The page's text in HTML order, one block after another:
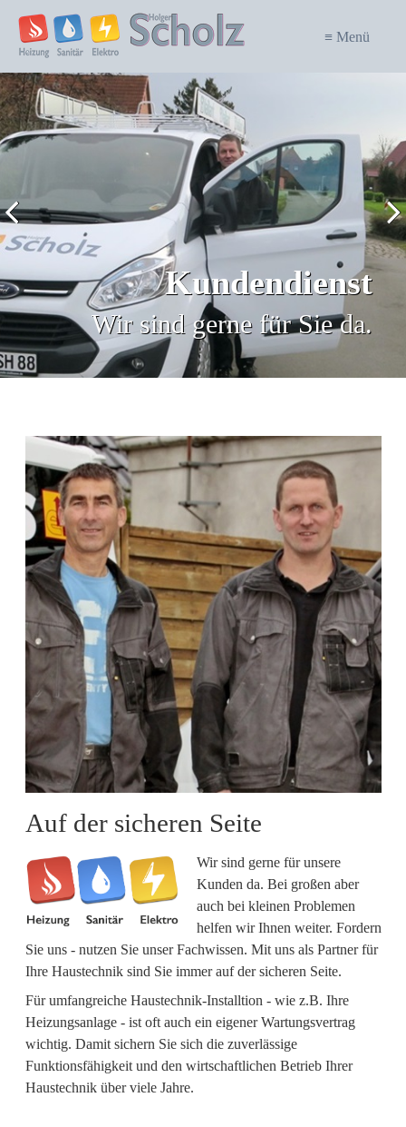
≡ Menü
Kundendienst
Wir sind gerne für Sie da.
Auf der sicheren Seite
Wir sind gerne für unsere
Kunden da. Bei großen aber
auch bei kleinen Problemen
helfen wir Ihnen weiter. Fordern
Sie uns - nutzen Sie unser Fachwissen. Mit uns als Partner für
Ihre Haustechnik sind Sie immer auf der sicheren Seite.
Für umfangreiche Haustechnik-Installtion - wie z.B. Ihre
Heizungsanlage - ist oft auch ein eigener Wartungsvertrag
wichtig. Damit sichern Sie sich die zuverlässige
Funktionsfähigkeit und den wirtschaftlichen Betrieb Ihrer
Haustechnik über viele Jahre.